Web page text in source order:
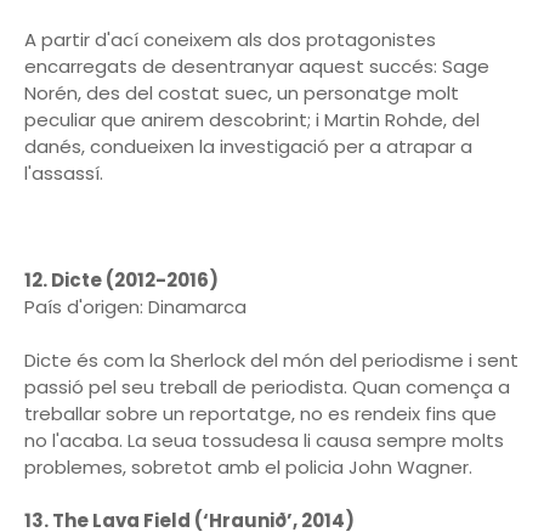
A partir d'ací coneixem als dos protagonistes
encarregats de desentranyar aquest succés: Sage
Norén, des del costat suec, un personatge molt
peculiar que anirem descobrint; i Martin Rohde, del
danés, condueixen la investigació per a atrapar a
l'assassí.
12. Dicte (2012-2016)
País d'origen: Dinamarca
Dicte és com la Sherlock del món del periodisme i sent
passió pel seu treball de periodista. Quan comença a
treballar sobre un reportatge, no es rendeix fins que
no l'acaba. La seua tossudesa li causa sempre molts
problemes, sobretot amb el policia John Wagner.
13. The Lava Field (‘Hraunið’, 2014)